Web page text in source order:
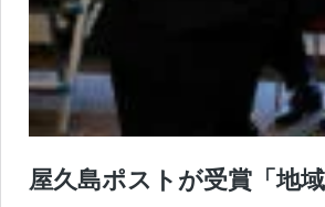
屋久島ポストが受賞「地